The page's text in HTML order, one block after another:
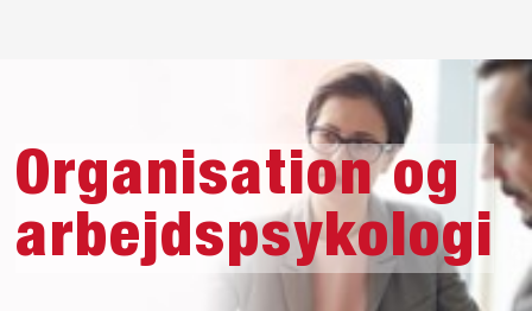
Organisation og
arbejdspsykologi